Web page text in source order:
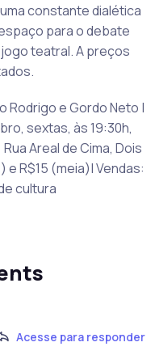
constante dialética
para o debate
teatral. A preços
Rodrigo e Gordo Neto |
sextas, às 19:30h,
Areal de Cima, Dois
e R$15 (meia)| Vendas:
cultura
Acesse para responder